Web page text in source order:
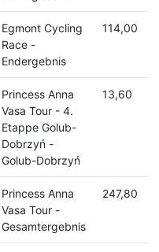
Egmont Cycling
Race -
Endergebnis
114,00
Princess Anna
Vasa Tour - 4.
Etappe Golub-
Dobrzyń -
Golub-Dobrzyń
13,60
Princess Anna
Vasa Tour -
Gesamtergebnis
247,80